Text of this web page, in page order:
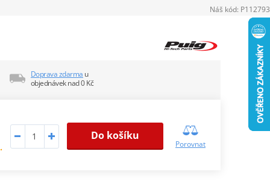
Doprava zdarma u
objednávek nad 0 Kč
Do košíku
Porovnat
Náš kód: P112793